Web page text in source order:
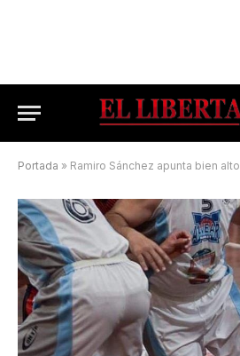
Portada » Ramiro Sánchez apunta bien alto